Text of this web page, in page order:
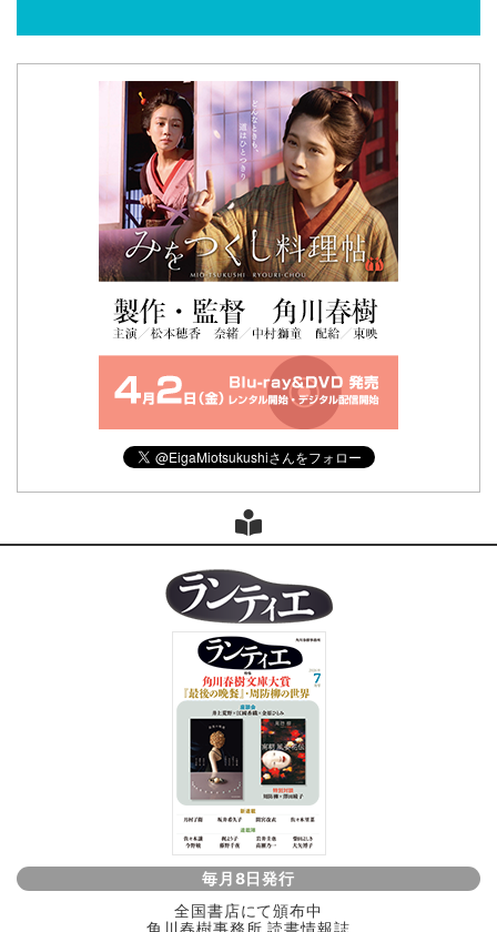
毎月8日発行
全国書店にて頒布中